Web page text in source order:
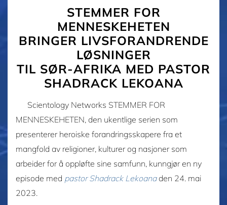
STEMMER FOR
MENNESKEHETEN
BRINGER LIVSFORANDRENDE
LØSNINGER
TIL SØR-AFRIKA MED PASTOR
SHADRACK LEKOANA
Scientology Networks STEMMER FOR
MENNESKEHETEN, den ukentlige serien som
presenterer heroiske forandringsskapere fra et
mangfold av religioner, kulturer og nasjoner som
arbeider for å oppløfte sine samfunn, kunngjør en ny
episode med pastor Shadrack Lekoanaden 24. mai
2023.